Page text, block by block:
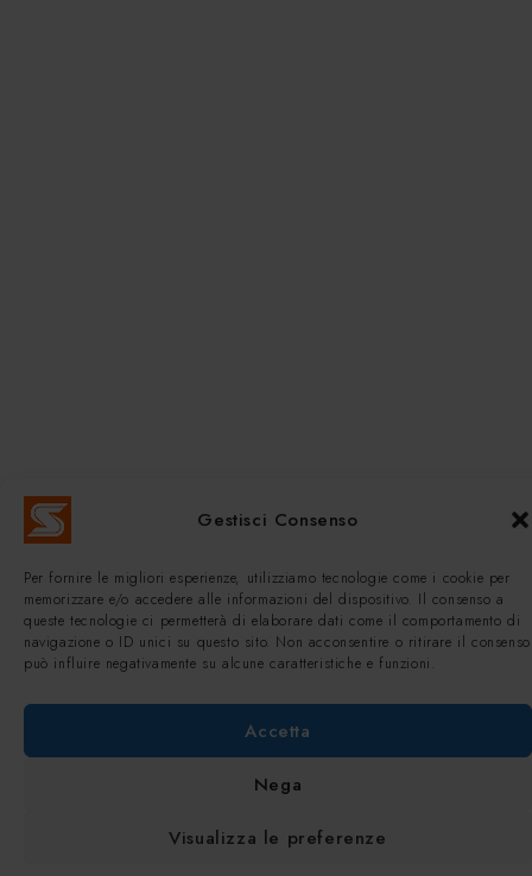
Gestisci Consenso
Per fornire le migliori esperienze, utilizziamo tecnologie come i cookie per
memorizzare e/o accedere alle informazioni del dispositivo. Il consenso a
queste tecnologie ci permetterà di elaborare dati come il comportamento di
navigazione o ID unici su questo sito. Non acconsentire o ritirare il consenso
può influire negativamente su alcune caratteristiche e funzioni.
Accetta
Nega
Visualizza le preferenze